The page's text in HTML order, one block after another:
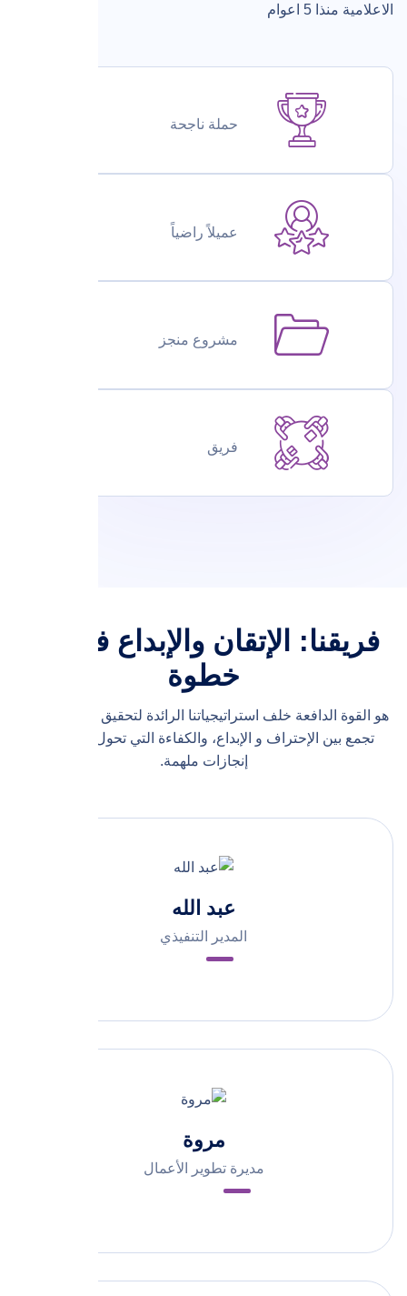
الاعلامية منذا 5 اعوام
حملة ناجحة
عميلاً راضياً
مشروع منجز
فريق
فريقنا: الإتقان والإبداع في كل
خطوة
هو القوة الدافعة خلف استراتيجياتنا الرائدة لتحقيق نجاحك الباهر.
تجمع بين الإحتراف و الإبداع، والكفاءة التي تحول رؤيتك إلى
إنجازات ملهمة.
عبد الله
المدير التنفيذي
مروة
مديرة تطوير الأعمال